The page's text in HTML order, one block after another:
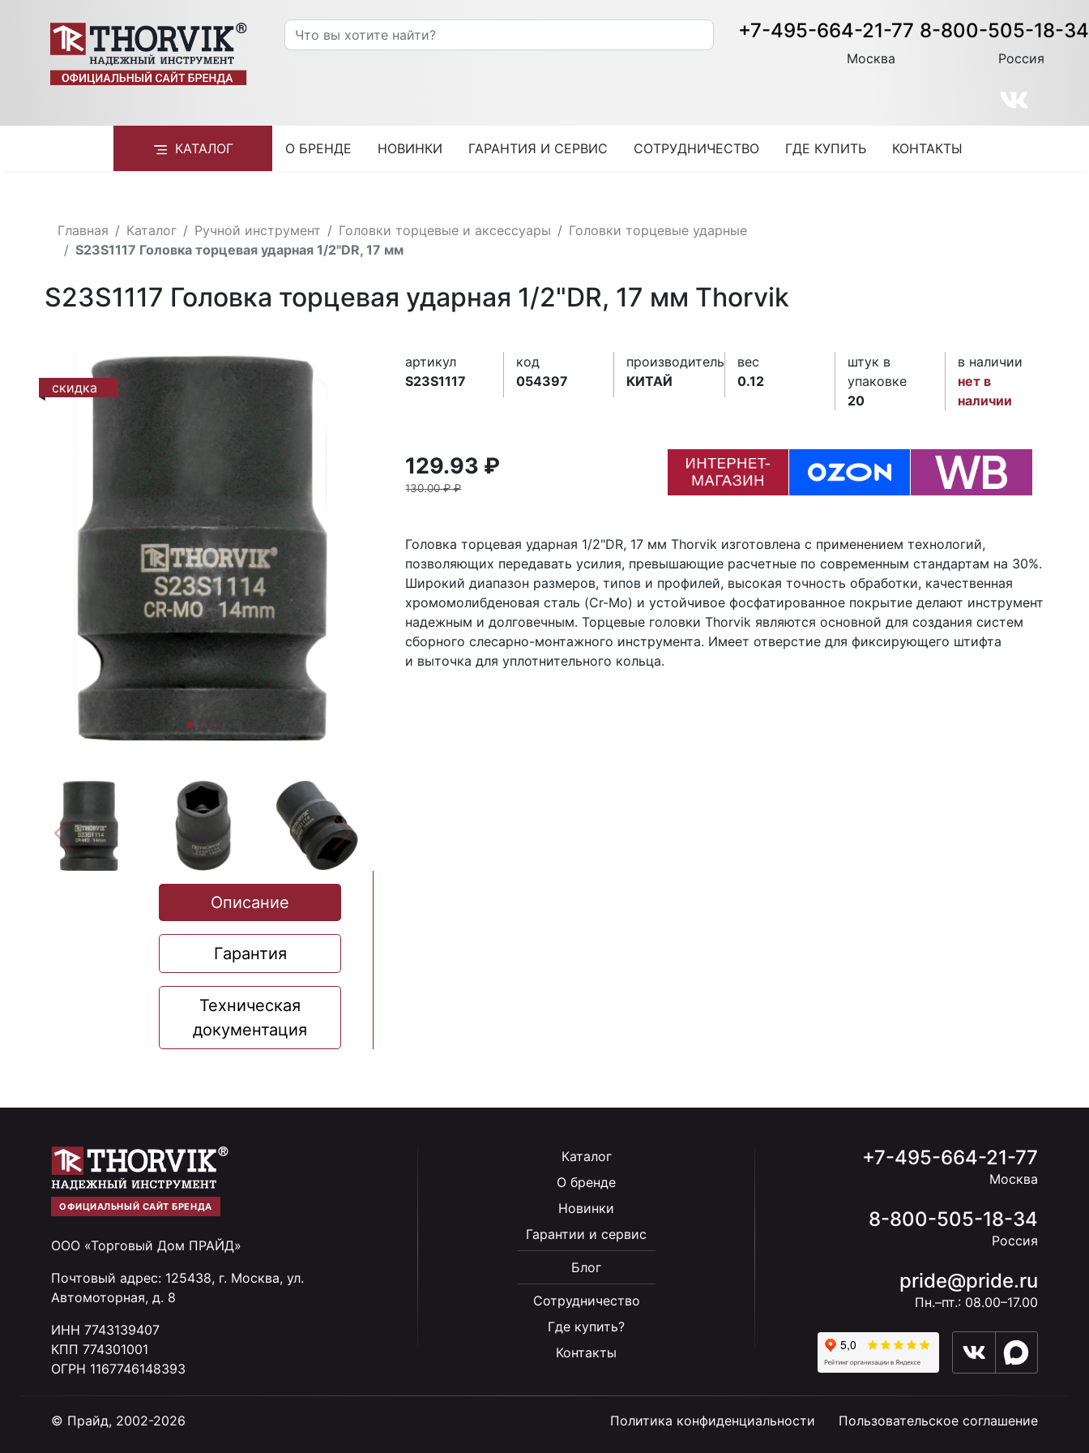
+7-495-664-21-77
Москва
8-800-505-18-34
Россия
КАТАЛОГ О БРЕНДЕ НОВИНКИ ГАРАНТИЯ И СЕРВИС СОТРУДНИЧЕСТВО ГДЕ КУПИТЬ КОНТАКТЫ
Главная Каталог Ручной инструмент Головки торцевые и аксессуары
Головки торцевые ударные
S23S1117 Головка торцевая ударная 1/2"DR, 17 мм
S23S1117 Головка торцевая ударная 1/2"DR, 17 мм Thorvik
скидка
Описание
Гарантия
Техническая
документация
артикул
S23S1117
код
054397
производитель
КИТАЙ
вес
0.12
штук в
упаковке
20
в наличии
нет в
наличии
129.93 ₽
130.00 ₽ ₽
Головка торцевая ударная 1/2"DR, 17 мм Thorvik изготовлена с применением технологий,
позволяющих передавать усилия, превышающие расчетные по современным стандартам на 30%.
Широкий диапазон размеров, типов и профилей, высокая точность обработки, качественная
хромомолибденовая сталь (Cr-Mo) и устойчивое фосфатированное покрытие делают инструмент
надежным и долговечным. Торцевые головки Thorvik являются основной для создания систем
сборного слесарно-монтажного инструмента. Имеет отверстие для фиксирующего штифта
и выточка для уплотнительного кольца.
ОФИЦИАЛЬНЫЙ САЙТ БРЕНДА
ООО «Торговый Дом ПРАЙД»
Почтовый адрес: 125438, г. Москва, ул.
Автомоторная, д. 8
ИНН 7743139407
КПП 774301001
ОГРН 1167746148393
Каталог
О бренде
Новинки
Гарантии и сервис
Блог
Сотрудничество
Где купить?
Контакты
+7-495-664-21-77
Москва
8-800-505-18-34
Россия
pride@pride.ru
Пн.–пт.: 08.00–17.00
© Прайд, 2002-2026 Политика конфиденциальности Пользовательское соглашение